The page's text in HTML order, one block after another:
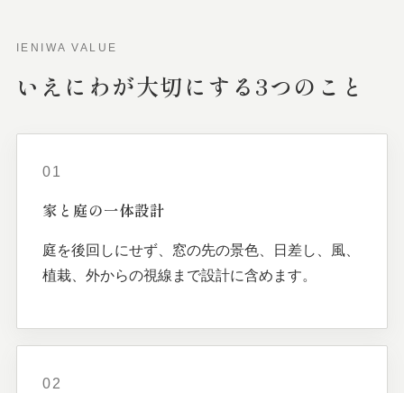
IENIWA VALUE
いえにわが大切にする3つの こと
01
家と 庭の一体設計
庭を後回しにせず、窓の先の景色、日差し、風、
植栽、外からの視線まで設計に含めます。
02